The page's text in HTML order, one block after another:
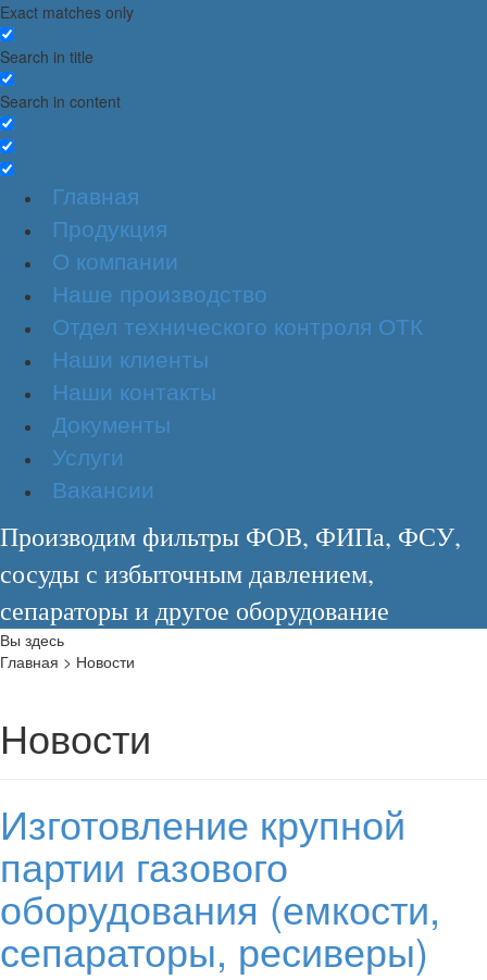
Exact matches only
Search in title
Search in content
Главная
Продукция
О компании
Наше производство
Отдел технического контроля ОТК
Наши клиенты
Наши контакты
Документы
Услуги
Вакансии
Производим фильтры ФОВ, ФИПа, ФСУ,
сосуды с избыточным давлением,
сепараторы и другое оборудование
Вы здесь
Главная > Новости
Новости
Изготовление крупной
партии газового
оборудования (емкости,
сепараторы, ресиверы)